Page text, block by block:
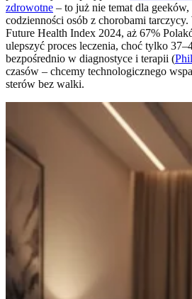
zdrowotne – to już nie temat dla
codzienności osób z chorobami tarczycy.
Future Health Index 2024, aż 67%
ulepszyć proces leczenia, choć tylko
bezpośrednio w diagnostyce i terapii (
czasów – chcemy technologicznego
sterów bez walki.